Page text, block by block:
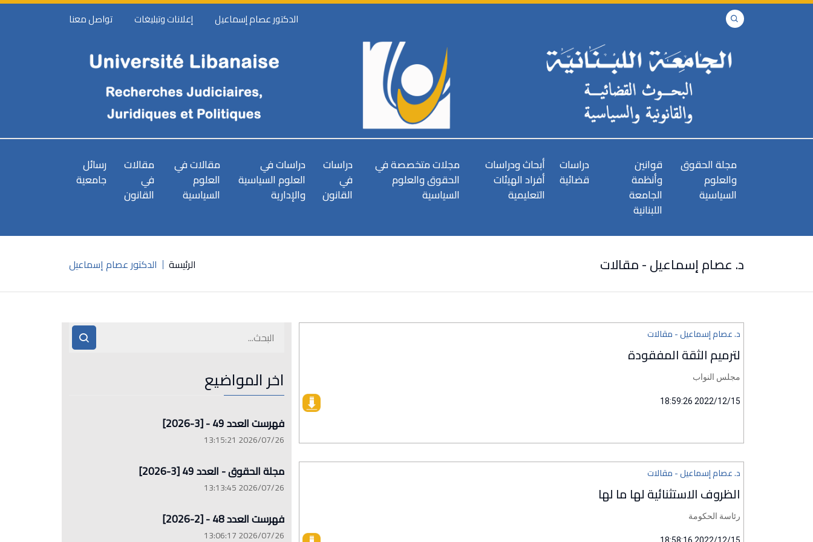
الدكتور عصام إسماعيل إعلانات وتبليغات تواصل معنا
مجلة الحقوق
والعلوم
السياسية
قوانين
وأنظمة
الجامعة
اللبنانية
دراسات
قضائية
أبحاث ودراسات
أفراد الهيئات
التعليمية
مجلات متخصصة في
الحقوق والعلوم
السياسية
دراسات
في
القانون
دراسات في
العلوم السياسية
والإدارية
مقالات في
العلوم
السياسية
مقالات
في
القانون
رسائل
جامعية
د. عصام إسماعيل - مقالات الرئيسة الدكتور عصام إسماعيل
د. عصام إسماعيل - مقالات
لترميم الثقة المفقودة
مجلس النواب
2022/12/15 18:59:26
د. عصام إسماعيل - مقالات
الظروف الاستثنائية لها ما لها
رئاسة الحكومة
2022/12/15 18:58:16
اخر المواضيع
فهرست العدد 49 - [3-2026]
2026/07/26 13:15:21
مجلة الحقوق - العدد 49 [3-2026]
2026/07/26 13:13:45
فهرست العدد 48 - [2-2026]
2026/07/26 13:06:17